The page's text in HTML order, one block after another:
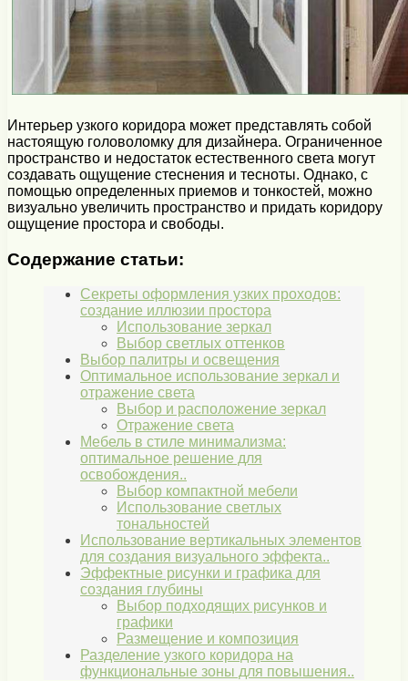
Интерьер узкого коридора может представлять собой
настоящую головоломку для дизайнера. Ограниченное
пространство и недостаток естественного света могут
создавать ощущение стеснения и тесноты. Однако, с
помощью определенных приемов и тонкостей, можно
визуально увеличить пространство и придать коридору
ощущение простора и свободы.
Содержание статьи:
Секреты оформления узких проходов:
создание иллюзии простора
Использование зеркал
Выбор светлых оттенков
Выбор палитры и освещения
Оптимальное использование зеркал и
отражение света
Выбор и расположение зеркал
Отражение света
Мебель в стиле минимализма:
оптимальное решение для
освобождения..
Выбор компактной мебели
Использование светлых
тональностей
Использование вертикальных элементов
для создания визуального эффекта..
Эффектные рисунки и графика для
создания глубины
Выбор подходящих рисунков и
графики
Размещение и композиция
Разделение узкого коридора на
функциональные зоны для повышения..